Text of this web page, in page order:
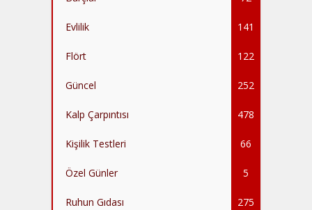
Evlilik 141
Flört 122
Güncel 252
Kalp Çarpıntısı 478
Kişilik Testleri 66
Özel Günler 5
Ruhun Gıdası 275